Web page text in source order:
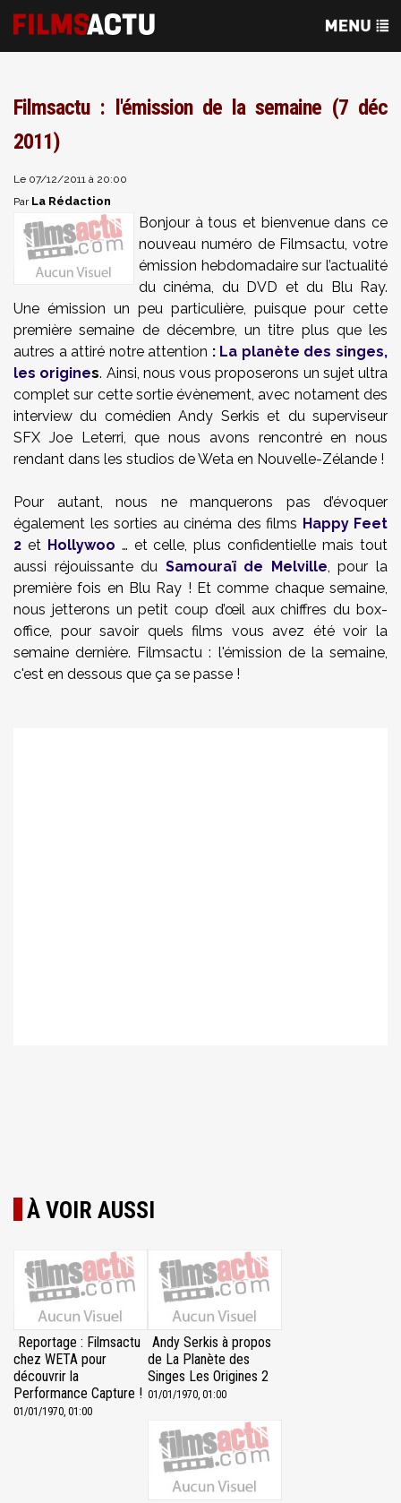
Filmsactu : l'émission de la semaine (7 déc
2011)
Le 07/12/2011 à 20:00
Par La Rédaction
Bonjour à tous et bienvenue dans ce
nouveau numéro de Filmsactu, votre
émission hebdomadaire sur l’actualité
du cinéma, du DVD et du Blu Ray.
Une émission un peu particulière, puisque pour cette
première semaine de décembre, un titre plus que les
autres a attiré notre attention : La planète des singes,
les origines. Ainsi, nous vous proposerons un sujet ultra
complet sur cette sortie évènement, avec notament des
interview du comédien Andy Serkis et du superviseur
SFX Joe Leterri, que nous avons rencontré en nous
rendant dans les studios de Weta en Nouvelle-Zélande !
Pour autant, nous ne manquerons pas d’évoquer
également les sorties au cinéma des films Happy Feet
2 et Hollywoo … et celle, plus confidentielle mais tout
aussi réjouissante du Samouraï de Melville, pour la
première fois en Blu Ray ! Et comme chaque semaine,
nous jetterons un petit coup d’œil aux chiffres du box-
office, pour savoir quels films vous avez été voir la
semaine dernière. Filmsactu : l'émission de la semaine,
c'est en dessous que ça se passe !
À VOIR AUSSI
Reportage : Filmsactu
chez WETA pour
découvrir la
Performance Capture !
01/01/1970, 01:00
Andy Serkis à propos
de La Planète des
Singes Les Origines 2
01/01/1970, 01:00